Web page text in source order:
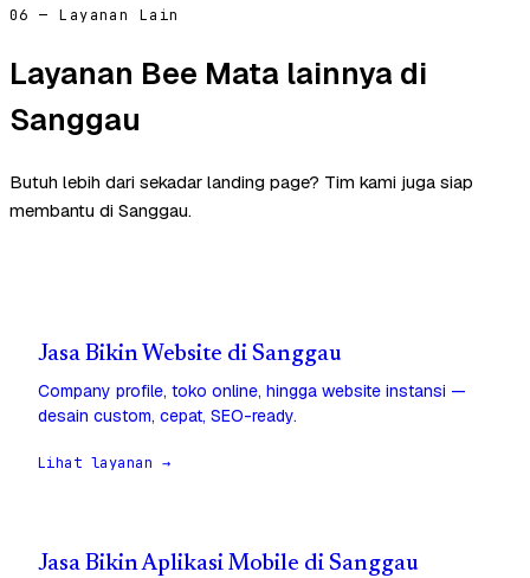
06 — Layanan Lain
Layanan Bee Mata lainnya di
Sanggau
Butuh lebih dari sekadar landing page? Tim kami juga siap
membantu di Sanggau.
Jasa Bikin Website di Sanggau
Company profile, toko online, hingga website instansi —
desain custom, cepat, SEO-ready.
Lihat layanan →
Jasa Bikin Aplikasi Mobile di Sanggau